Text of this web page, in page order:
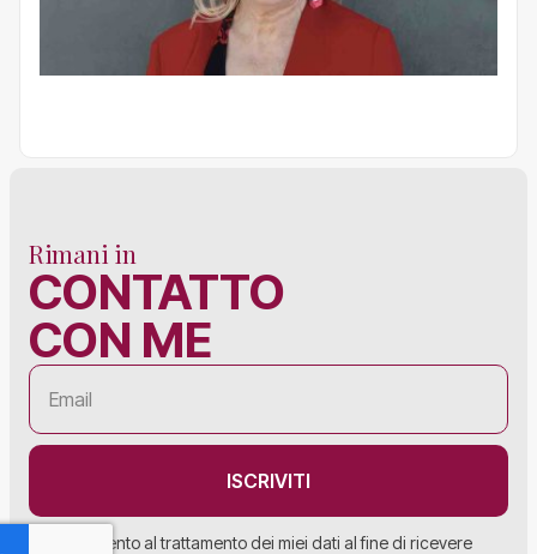
Rimani in
CONTATTO
CON ME
Acconsento al trattamento dei miei dati al fine di ricevere
ISCRIVITI